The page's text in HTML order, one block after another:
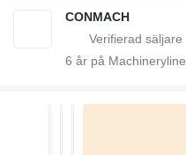
CONMACH
6 år på Machineryline